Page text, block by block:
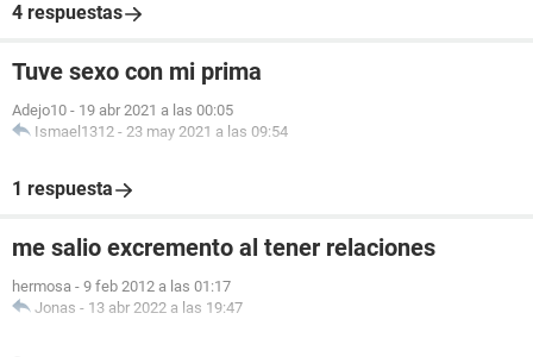
4 respuestas
Tuve sexo con mi prima
Adejo10 - 19 abr 2021 a las 00:05
Ismael1312 - 23 may 2021 a las 09:54
1 respuesta
me salio excremento al tener relaciones
hermosa - 9 feb 2012 a las 01:17
Jonas - 13 abr 2022 a las 19:47